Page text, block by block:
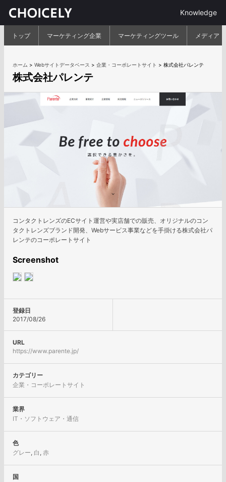
Knowledge
トップ マーケティング企業 マーケティングツール メディア
ホーム >Webサイトデータベース >企業・コーポレートサイト >株式会社パレンテ
株式会社パレンテ
コンタクトレンズのECサイト運営や実店舗での販売、オリジナルのコン
タクトレンズブランド開発、Webサービス事業などを手掛ける株式会社パ
レンテのコーポレートサイト
Screenshot
登録日
2017/08/26
URL
https://www.parente.jp/
カテゴリー
企業・コーポレートサイト
業界
IT・ソフトウェア・通信
色
グレー, 白 ,赤
国